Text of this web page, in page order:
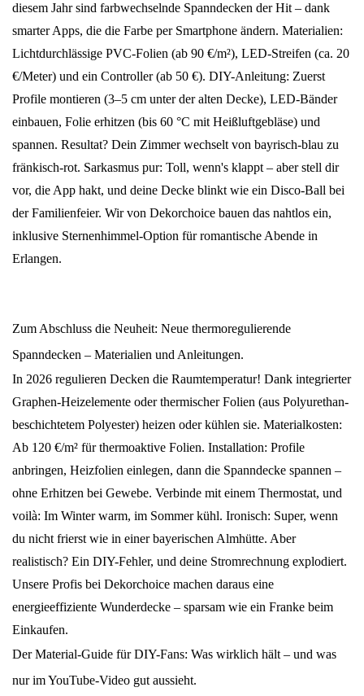
diesem Jahr sind farbwechselnde Spanndecken der Hit – dank
smarter Apps, die die Farbe per Smartphone ändern. Materialien:
Lichtdurchlässige PVC-Folien (ab 90 €/m²), LED-Streifen (ca. 20
€/Meter) und ein Controller (ab 50 €). DIY-Anleitung: Zuerst
Profile montieren (3–5 cm unter der alten Decke), LED-Bänder
einbauen, Folie erhitzen (bis 60 °C mit Heißluftgebläse) und
spannen. Resultat? Dein Zimmer wechselt von bayrisch-blau zu
fränkisch-rot. Sarkasmus pur: Toll, wenn's klappt – aber stell dir
vor, die App hakt, und deine Decke blinkt wie ein Disco-Ball bei
der Familienfeier. Wir von Dekorchoice bauen das nahtlos ein,
inklusive Sternenhimmel-Option für romantische Abende in
Erlangen.
Zum Abschluss die Neuheit: Neue thermoregulierende
Spanndecken – Materialien und Anleitungen.
In 2026 regulieren Decken die Raumtemperatur! Dank integrierter
Graphen-Heizelemente oder thermischer Folien (aus Polyurethan-
beschichtetem Polyester) heizen oder kühlen sie. Materialkosten:
Ab 120 €/m² für thermoaktive Folien. Installation: Profile
anbringen, Heizfolien einlegen, dann die Spanndecke spannen –
ohne Erhitzen bei Gewebe. Verbinde mit einem Thermostat, und
voilà: Im Winter warm, im Sommer kühl. Ironisch: Super, wenn
du nicht frierst wie in einer bayerischen Almhütte. Aber
realistisch? Ein DIY-Fehler, und deine Stromrechnung explodiert.
Unsere Profis bei Dekorchoice machen daraus eine
energieeffiziente Wunderdecke – sparsam wie ein Franke beim
Einkaufen.
Der Material-Guide für DIY-Fans: Was wirklich hält – und was
nur im YouTube-Video gut aussieht.